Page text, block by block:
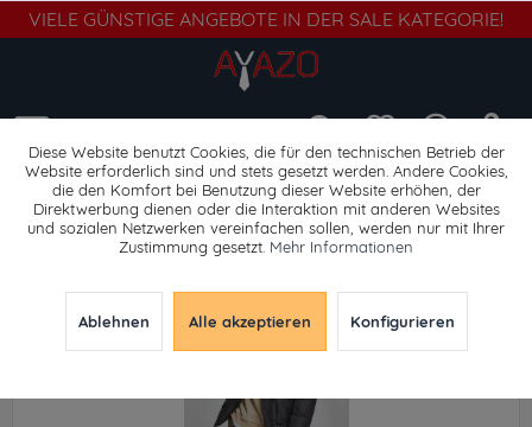
VIELE GÜNSTIGE ANGEBOTE IN DER SALE KATEGORIE!
Winterjacken
Diese Website benutzt Cookies, die für den technischen Betrieb der
Website erforderlich sind und stets gesetzt werden. Andere Cookies,
die den Komfort bei Benutzung dieser Website erhöhen, der
Direktwerbung dienen oder die Interaktion mit anderen Websites
und sozialen Netzwerken vereinfachen sollen, werden nur mit Ihrer
Zustimmung gesetzt. Mehr Informationen
Ablehnen Alle akzeptieren Konfigurieren